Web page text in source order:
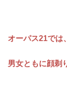
オーパス21では、
男女ともに顔剃